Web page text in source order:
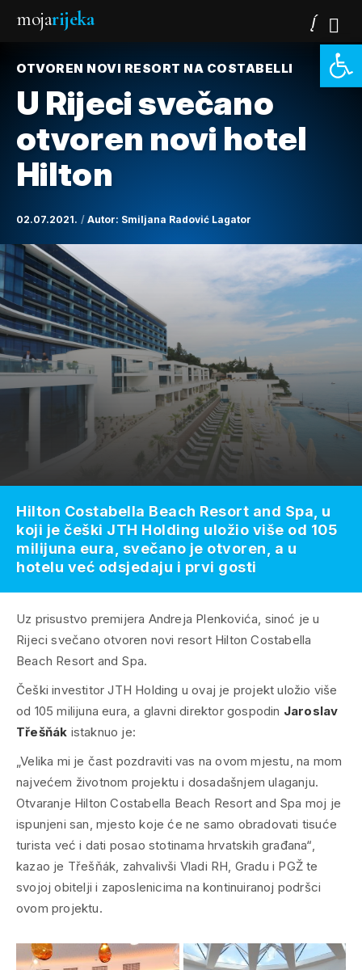
mojarijeka
OTVOREN NOVI RESORT NA COSTABELLI
U Rijeci svečano
otvoren novi hotel
Hilton
02.07.2021. Autor: Smiljana Radović Lagator
Uz prisustvo premijera Andreja Plenkovića, sinoć je u
Rijeci svečano otvoren novi resort Hilton Costabella
Beach Resort and Spa.
Češki investitor JTH Holding u ovaj je projekt uložio više
od 105 milijuna eura, a glavni direktor gospodin Jaroslav
Třešňák istaknuo je:
„Velika mi je čast pozdraviti vas na ovom mjestu, na mom
najvećem životnom projektu i dosadašnjem ulaganju.
Otvaranje Hilton Costabella Beach Resort and Spa moj je
ispunjeni san, mjesto koje će ne samo obradovati tisuće
turista već i dati posao stotinama hrvatskih građana“,
kazao je Třešňák, zahvalivši Vladi RH, Gradu i PGŽ te
svojoj obitelji i zaposlenicima na kontinuiranoj podršci
ovom projektu.
Hilton Costabella Beach Resort and Spa, u
koji je češki JTH Holding uložio više od 105
milijuna eura, svečano je otvoren, a u
hotelu već odsjedaju i prvi gosti